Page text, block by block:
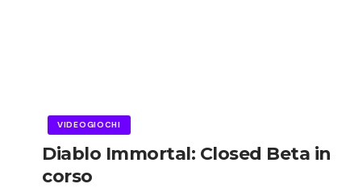
VIDEOGIOCHI
Diablo Immortal: Closed Beta in
corso